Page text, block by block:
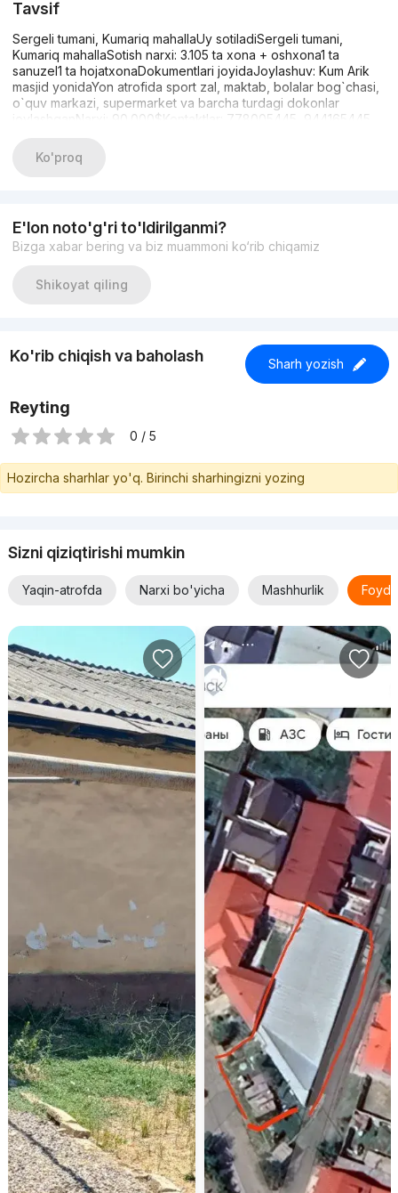
Tavsif
Sergeli tumani, Kumariq mahallaUy sotiladiSergeli tumani,
Kumariq mahallaSotish narxi: 3.105 ta xona + oshxona1 ta
sanuzel1 ta hojatxonaDokumentlari joyidaJoylashuv: Kum Arik
masjid yonidaYon atrofida sport zal, maktab, bolalar bog`chasi,
o`quv markazi, supermarket va barcha turdagi dokonlar
joylashganNarxi: 90.000$Kontaktlar: 778005445, 944165445,
Ko'proq
E'lon noto'g'ri to'ldirilganmi?
Bizga xabar bering va biz muammoni ko‘rib chiqamiz
Shikoyat qiling
Ko'rib chiqish va baholash Sharh yozish
Reyting
0 / 5
Hozircha sharhlar yo'q. Birinchi sharhingizni yozing
Sizni qiziqtirishi mumkin
Yaqin-atrofda Narxi bo'yicha Mashhurlik